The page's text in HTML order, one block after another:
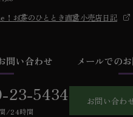
！ お茶のひととき直営小売店日記
問い合わせ
23-5434
/24時間
メールでの
お問い合わ